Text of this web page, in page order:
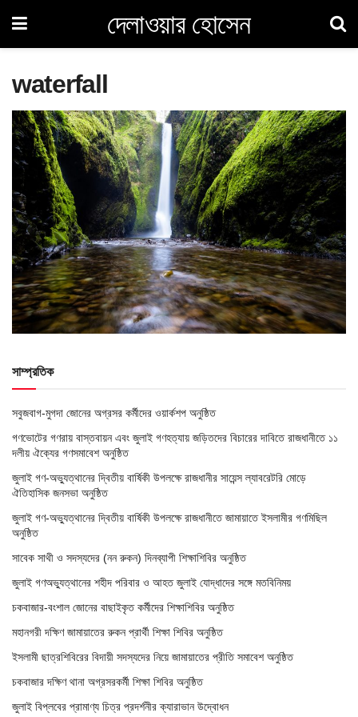
দেলাওয়ার হোসেন
waterfall
সাম্প্রতিক
সবুজবাগ-মুগদা জোনের অগ্রসর কর্মীদের ওয়ার্কশপ অনুষ্ঠিত
গণভোটের গণরায় বাস্তবায়ন এবং জুলাই গণহত্যায় জড়িতদের বিচারের দাবিতে রাজধানীতে ১১
দলীয় ঐক্যের গণসমাবেশ অনুষ্ঠিত
জুলাই গণ-অভ্যুত্থানের দ্বিতীয় বার্ষিকী উপলক্ষে রাজধানীর সায়েন্স ল্যাবরেটরি মোড়ে
ঐতিহাসিক জনসভা অনুষ্ঠিত
জুলাই গণ-অভ্যুত্থানের দ্বিতীয় বার্ষিকী উপলক্ষে রাজধানীতে জামায়াতে ইসলামীর গণমিছিল
অনুষ্ঠিত
সাবেক সাথী ও সদস্যদের (নন রুকন) দিনব্যাপী শিক্ষাশিবির অনুষ্ঠিত
জুলাই গণঅভ্যুত্থানের শহীদ পরিবার ও আহত জুলাই যোদ্ধাদের সঙ্গে মতবিনিময়
চকবাজার-বংশাল জোনের বাছাইকৃত কর্মীদের শিক্ষাশিবির অনুষ্ঠিত
মহানগরী দক্ষিণ জামায়াতের রুকন প্রার্থী শিক্ষা শিবির অনুষ্ঠিত
ইসলামী ছাত্রশিবিরের বিদায়ী সদস্যদের নিয়ে জামায়াতের প্রীতি সমাবেশ অনুষ্ঠিত
চকবাজার দক্ষিণ থানা অগ্রসরকর্মী শিক্ষা শিবির অনুষ্ঠিত
জুলাই বিপ্লবের প্রামাণ্য চিত্র প্রদর্শনীর ক্যারাভান উদ্বোধন